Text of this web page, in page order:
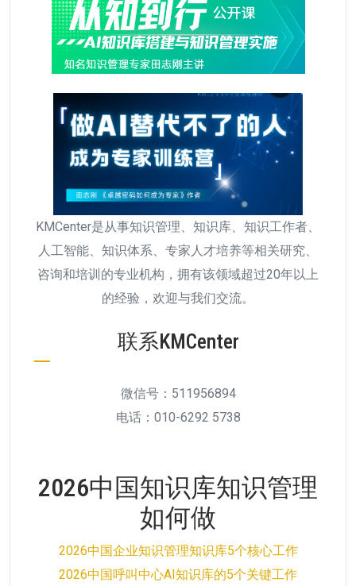
KMCenter是从事知识管理、知识库、知识工作者、
人工智能、知识体系、专家人才培养等相关研究、
咨询和培训的专业机构，拥有该领域超过20年以上
的经验，欢迎与我们交流。
联系KMCenter
微信号：511956894
电话：010-6292 5738
2026中国知识库知识管理
如何做
2026中国企业知识管理知识库5个核心工作
2026中国呼叫中心AI知识库的5个关键工作